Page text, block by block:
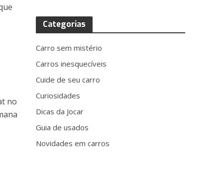
no
Categorias
Carro sem mistério
Carros inesquecíveis
Cuide de seu carro
Curiosidades
Dicas da Jocar
Guia de usados
Novidades em carros